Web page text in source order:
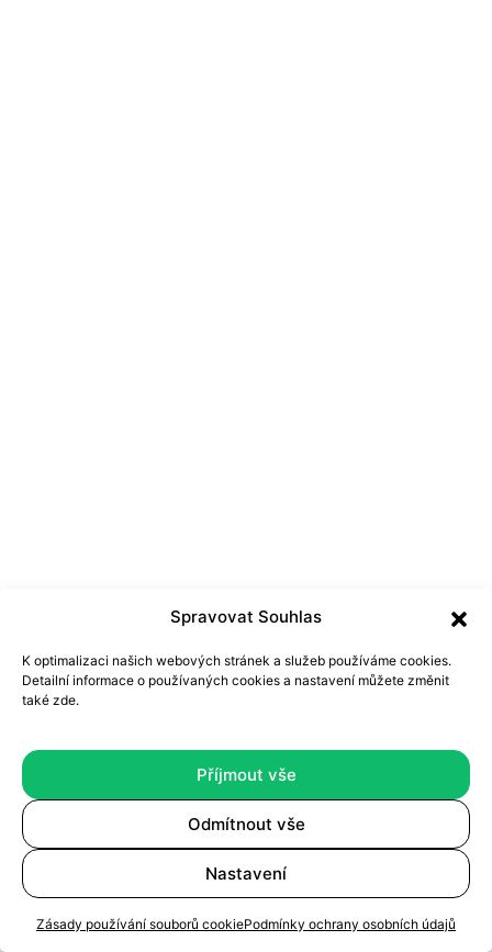
Spravovat Souhlas
K optimalizaci našich webových stránek a služeb používáme cookies.
Detailní informace o používaných cookies a nastavení můžete změnit
také zde.
Příjmout vše
Odmítnout vše
Nastavení
Zásady používání souborů cookiePodmínky ochrany osobních údajů